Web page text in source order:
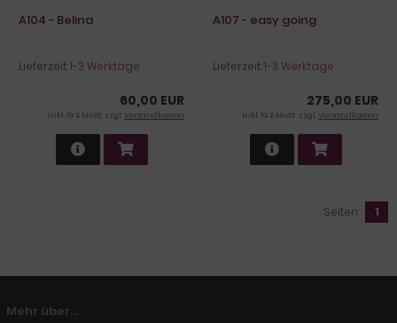
A104 - Belina
Lieferzeit:1-3 Werktage
60,00 EUR
inkl. 19 % MwSt. zzgl.Versandkosten
A107 - easy going
Lieferzeit:1-3 Werktage
275,00 EUR
inkl. 19 % MwSt. zzgl.Versandkosten
Seiten: 1
Mehr über...